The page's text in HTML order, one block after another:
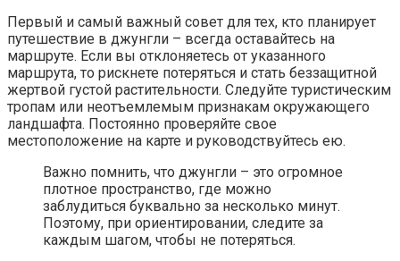
Первый и самый важный совет для тех, кто планирует
путешествие в джунгли – всегда оставайтесь на
маршруте. Если вы отклоняетесь от указанного
маршрута, то рискнете потеряться и стать беззащитной
жертвой густой растительности. Следуйте туристическим
тропам или неотъемлемым признакам окружающего
ландшафта. Постоянно проверяйте свое
местоположение на карте и руководствуйтесь ею.
Важно помнить, что джунгли – это огромное
плотное пространство, где можно
заблудиться буквально за несколько минут.
Поэтому, при ориентировании, следите за
каждым шагом, чтобы не потеряться.